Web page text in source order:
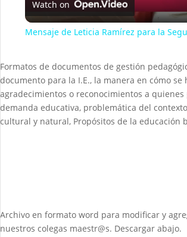
Watch on
Mensaje de Leticia Ramírez para la
Formatos de documentos de gestión
documento para la I.E., la manera en cómo
agradecimientos o reconocimientos a
demanda educativa, problemática del
cultural y natural, Propósitos de la educación
Archivo en formato word para modificar y
nuestros colegas maestr@s. Descargar abajo.